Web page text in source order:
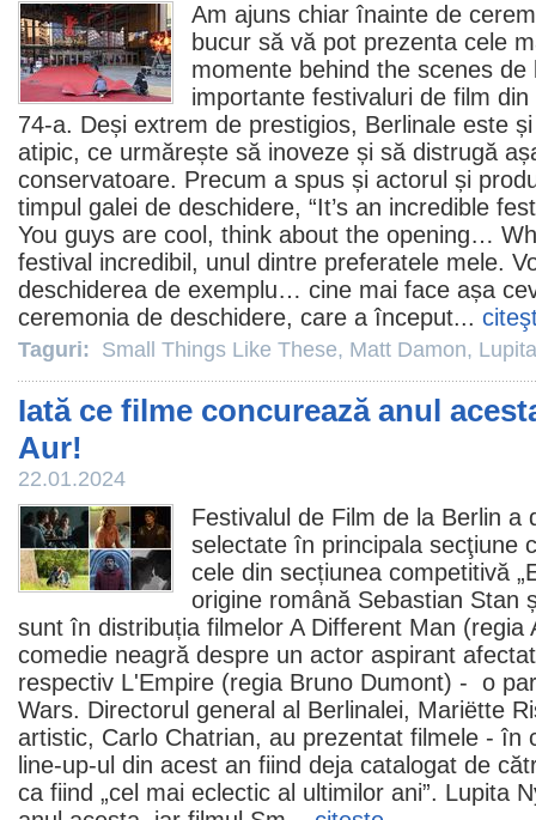
Am ajuns chiar înainte de
bucur să vă pot prezenta cele
momente behind the scenes
importante festivaluri de film din
74-a. Deși extrem de prestigios, Berlinale este
atipic, ce urmărește să inoveze și să distrugă
conservatoare. Precum a spus și actorul și
timpul galei de deschidere, “It’s an incredible
You guys are cool, think about the opening…
festival incredibil, unul dintre preferatele mele.
deschiderea de exemplu… cine mai face așa
ceremonia de deschidere, care a început...
Taguri: Small Things Like These, Matt Damon,
Iată ce filme concurează anul
Aur!
22.01.2024
Festivalul de Film de la Berlin a
selectate în principala secţiune
cele din secțiunea competitivă
origine română Sebastian Stan
sunt în distribuția filmelor A Different Man (regia
comedie neagră despre un actor aspirant
respectiv L'Empire (regia Bruno Dumont) - o
Wars. Directorul general al Berlinalei, Mariëtte
artistic, Carlo Chatrian, au prezentat filmele - în
line-up-ul din acest an fiind deja catalogat de
ca fiind „cel mai eclectic al ultimilor ani”. Lupita